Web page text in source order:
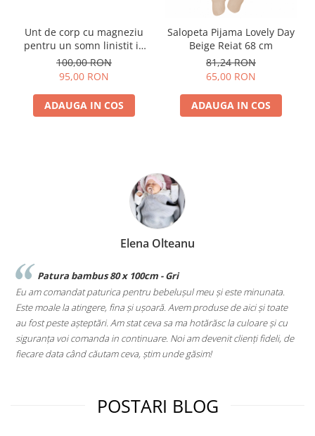
Unt de corp cu magneziu
pentru un somn linistit in
sarcina Lansinoh x 200 ml
100,00 RON
95,00 RON
ADAUGA IN COS
Salopeta Pijama Lovely Day
Beige Reiat 68 cm
81,24 RON
65,00 RON
ADAUGA IN COS
Elena Olteanu
Patura bambus 80 x 100cm - Gri
Eu am comandat paturica pentru bebelușul meu și este minunata.
Este moale la atingere, fina și ușoară. Avem produse de aici și toate
au fost peste așteptări. Am stat ceva sa ma hotărăsc la culoare și cu
siguranța voi comanda in continuare. Noi am devenit clienți fideli, de
fiecare data când căutam ceva, știm unde găsim!
POSTARI BLOG